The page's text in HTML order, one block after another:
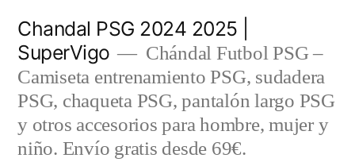
contenido
Chandal PSG 2024 2025 |
SuperVigo
Chándal Futbol PSG –
Camiseta entrenamiento PSG, sudadera
PSG, chaqueta PSG, pantalón largo PSG
y otros accesorios para hombre, mujer y
niño. Envío gratis desde 69€.